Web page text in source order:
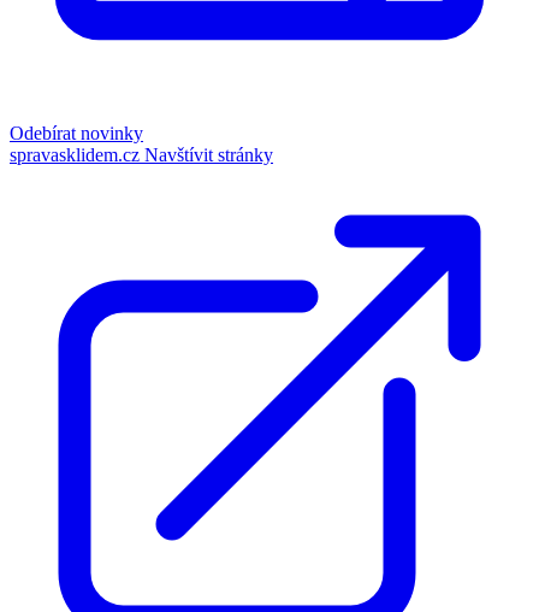
Odebírat novinky
spravasklidem.cz Navštívit stránky